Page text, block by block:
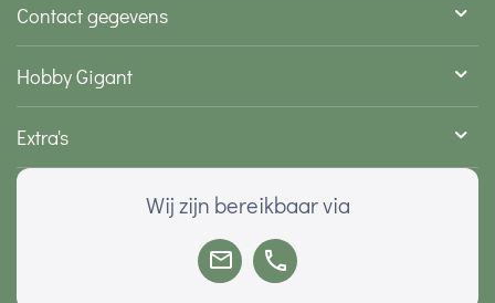
Contact gegevens
Hobby Gigant
Extra's
Wij zijn bereikbaar via